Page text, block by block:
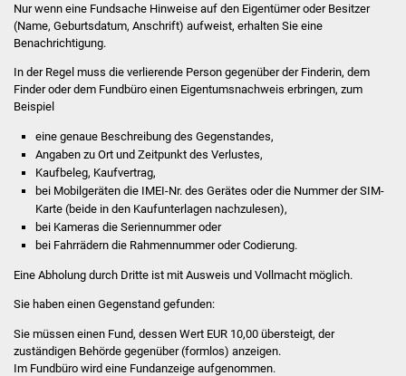
Ortsentwicklung
Bürger & Service
Was erledige ich wo
Lebenslagen
Bildung
Nur wenn eine Fundsache Hinweise auf den Eigentümer oder Besitzer
(Name, Geburtsdatum, Anschrift) aufweist, erhalten Sie eine
Benachrichtigung.
In der Regel muss die verlierende Person gegenüber der Finderin, dem
Finder oder dem Fundbüro einen Eigentumsnachweis erbringen, zum
Beispiel
eine genaue Beschreibung des Gegenstandes,
Angaben zu Ort und Zeitpunkt des Verlustes,
Kaufbeleg, Kaufvertrag,
bei Mobilgeräten die IMEI-Nr. des Gerätes oder die Nummer der SIM-
Karte (beide in den Kaufunterlagen nachzulesen),
bei Kameras die Seriennummer oder
bei Fahrrädern die Rahmennummer oder Codierung.
Eine Abholung durch Dritte ist mit Ausweis und Vollmacht möglich.
Sie haben einen Gegenstand gefunden:
Sie müssen einen Fund, dessen Wert EUR 10,00 übersteigt, der
zuständigen Behörde gegenüber (formlos) anzeigen.
Im Fundbüro wird eine Fundanzeige aufgenommen.